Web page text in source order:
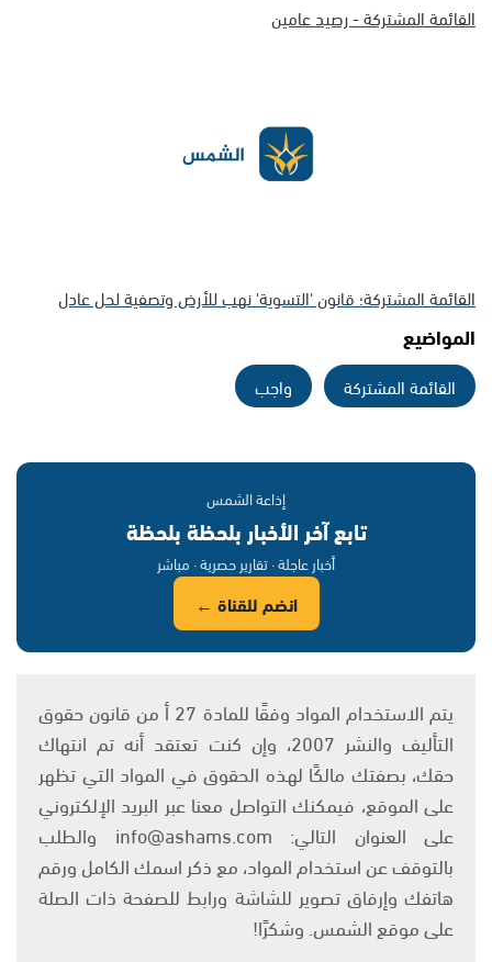
القائمة المشتركة - رصيد عامين
القائمة المشتركة؛ قانون 'التسوية' نهب للأرض وتصفية لحل عادل
المواضيع
القائمة المشتركة واجب
إذاعة الشمس
تابع آخر الأخبار بلحظة بلحظة
أخبار عاجلة · تقارير حصرية · مباشر
انضم للقناة ←
يتم الاستخدام المواد وفقًا للمادة 27 أ من قانون حقوق
التأليف والنشر 2007، وإن كنت تعتقد أنه تم انتهاك
حقك، بصفتك مالكًا لهذه الحقوق في المواد التي تظهر
على الموقع، فيمكنك التواصل معنا عبر البريد الإلكتروني
على العنوان التالي: info@ashams.com والطلب
بالتوقف عن استخدام المواد، مع ذكر اسمك الكامل ورقم
هاتفك وإرفاق تصوير للشاشة ورابط للصفحة ذات الصلة
على موقع الشمس. وشكرًا!